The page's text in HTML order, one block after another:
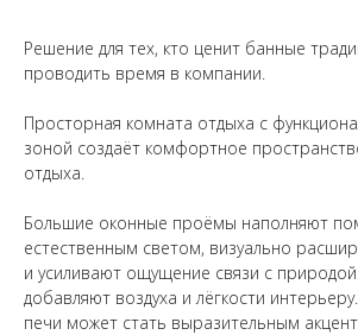
Решение для тех, кто ценит банные
проводить время в компании.
Просторная комната отдыха с
зоной создаёт комфортное
отдыха.
Большие оконные проёмы наполняют
естественным светом, визуально
и усиливают ощущение связи с
добавляют воздуха и лёгкости
печи может стать выразительным